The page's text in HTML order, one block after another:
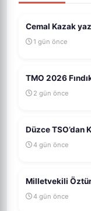
Cemal Kazak
1 gün önce
TMO 2026
2 gün önce
Düzce TSO’dan
4 gün önce
Milletvekili
4 gün önce